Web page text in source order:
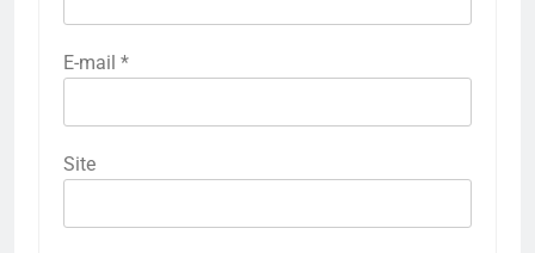
E-mail *
Site